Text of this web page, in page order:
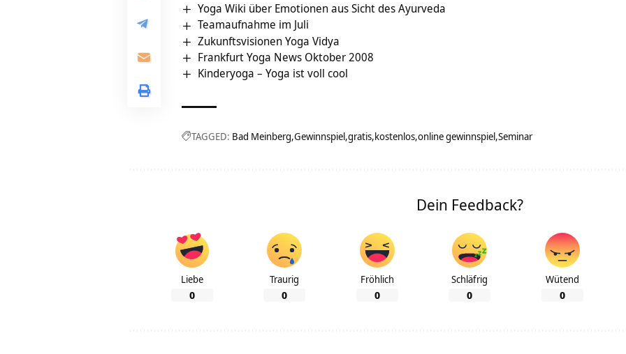
Yoga Wiki über Emotionen aus Sicht des Ayurveda
Teamaufnahme im Juli
Zukunftsvisionen Yoga Vidya
Frankfurt Yoga News Oktober 2008
Kinderyoga – Yoga ist voll cool
TAGGED: Bad Meinberg Gewinnspiel gratis kostenlos online gewinnspiel Seminar
Dein Feedback?
Liebe
0
Traurig
0
Fröhlich
0
Schläfrig
0
Wütend
0